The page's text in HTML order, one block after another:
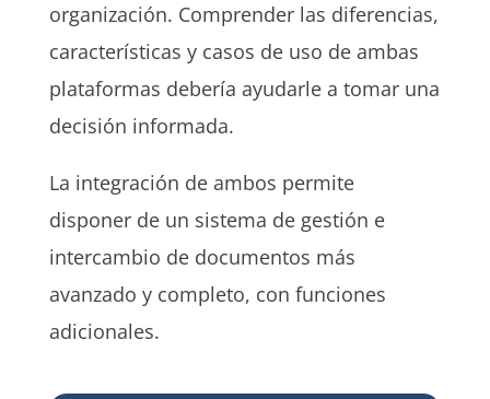
organización. Comprender las diferencias,
características y casos de uso de ambas
plataformas debería ayudarle a tomar una
decisión informada.
La integración de ambos permite
disponer de un sistema de gestión e
intercambio de documentos más
avanzado y completo, con funciones
adicionales.